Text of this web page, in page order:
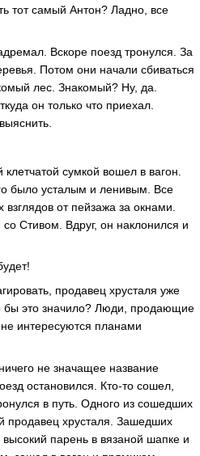
тот самый Антон? Ладно, все
Вскоре поезд тронулся. За
Потом они начали сбиваться
лес. Знакомый? Ну, да.
он только что приехал.
сумкой вошел в вагон.
было усталым и ленивым. Все
от пейзажа за окнами.
Стивом. Вдруг, он наклонился и
продавец хрусталя уже
бы это значило? Люди, продающие
интересуются планами
не значащее название
остановился. Кто-то сошел,
в путь. Одного из сошедших
продавец хрусталя. Зашедших
парень в вязаной шапке и